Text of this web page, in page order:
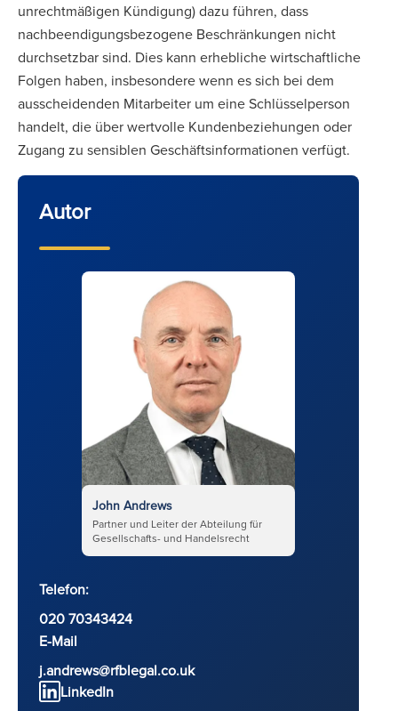
unrechtmäßigen Kündigung) dazu führen, dass
nachbeendigungsbezogene Beschränkungen nicht
durchsetzbar sind. Dies kann erhebliche wirtschaftliche
Folgen haben, insbesondere wenn es sich bei dem
ausscheidenden Mitarbeiter um eine Schlüsselperson
handelt, die über wertvolle Kundenbeziehungen oder
Zugang zu sensiblen Geschäftsinformationen verfügt.
Autor
John Andrews
Partner und Leiter der Abteilung für
Gesellschafts- und Handelsrecht
Telefon:
020 70343424
E-Mail
j.andrews@rfblegal.co.uk
LinkedIn